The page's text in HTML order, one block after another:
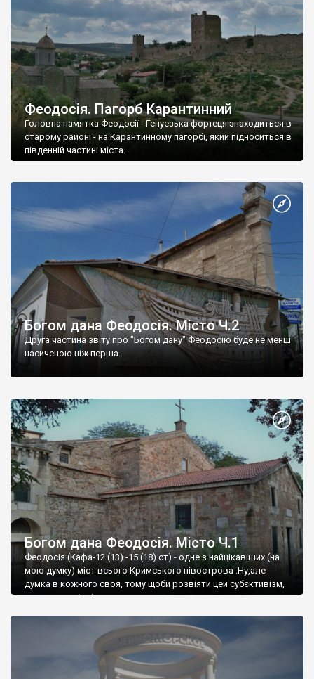
Феодосія. Пагорб Карантинний
Головна памятка Феодосії - Генуезька фортеця знаходиться в
старому районі - на Карантинному пагорбі, який підноситься в
південній частині міста.
Богом дана Феодосія. Місто Ч.2
Друга частина звіту про "Богом дану" Феодосію буде не менш
насиченою ніж перша.
Богом дана Феодосія. Місто Ч.1
Феодосія (Кафа-12 (13) -15 (18) ст) - одне з найцікавіших (на
мою думку) міст всього Кримського півострова .Ну,але
думка в кожного своя, тому щоби розвіяти цей субєктивізм,
запрошую відвідати це